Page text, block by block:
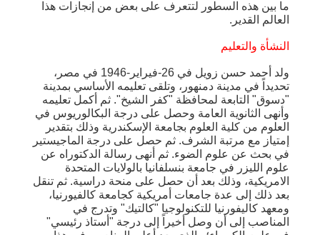
ما بين هذه السطور لتتعرف على بعض من إنجازات هذا
العالم القدير.
النشأة والتعليم
ولد أحمد حسن زويل في 26-فيراير-1946 في مصر،
تحديداً في مدينة دمنهور، وتلقى تعليمه الأساسي بمدينة
"دسوق" التابعة لمحافظة "كفر الشيخ". ثم أكمل تعليمه
وأنهى الثانوية العامة وحصل على درجة البكالوريوس في
العلوم من كلية العلوم بجامعة الإسكندرية وذلك بتقدير
إمتياز مع مرتبة الشرف. ثم حصل على درجة الماجيستير
في بحث عن علوم الضوء. ثم أنهى رسالة الدكتوراه عن
علوم الليزر في جامعة بنسلفانيا بالولايات المتحدة
الامريكية، وذلك بعد أن حصل على منحة دراسية. ثم تنقل
بعد ذلك إلى عدة جامعات أمريكية كجامعة كالفيورنيا،
ومعهد كاليفورنيا للتكنولوجيا "كالتيك" وتدرج في
المناصب إلى أن وصل أخيراً إلى درجة "أستاذ رئيسي"